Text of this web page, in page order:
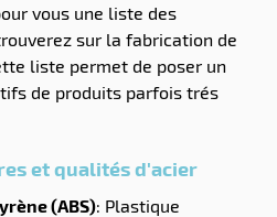
vous une liste des
sur la fabrication de
liste permet de poser un
de produits parfois trés
et qualités d'acier
(ABS): Plastique